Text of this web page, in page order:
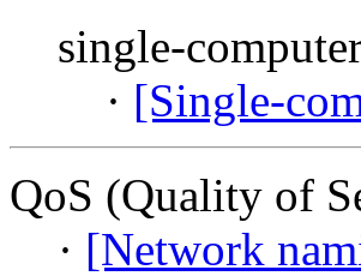
single-
· [Single-
QoS (Quality of
· [Network